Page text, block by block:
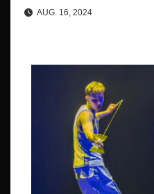
AUG. 16, 2024